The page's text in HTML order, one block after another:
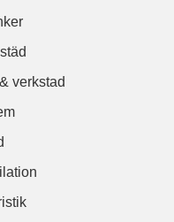
verkstad